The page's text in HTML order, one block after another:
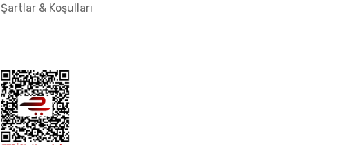
Şartlar & Koşulları